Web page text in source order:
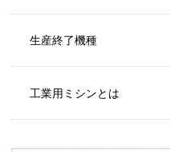
生産終了機種
工業用ミシンとは